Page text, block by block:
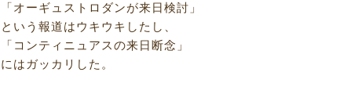
「オーギュストロダンが来日検討」
という報道はウキウキしたし、
「コンティニュアスの来日断念」
にはガッカリした。